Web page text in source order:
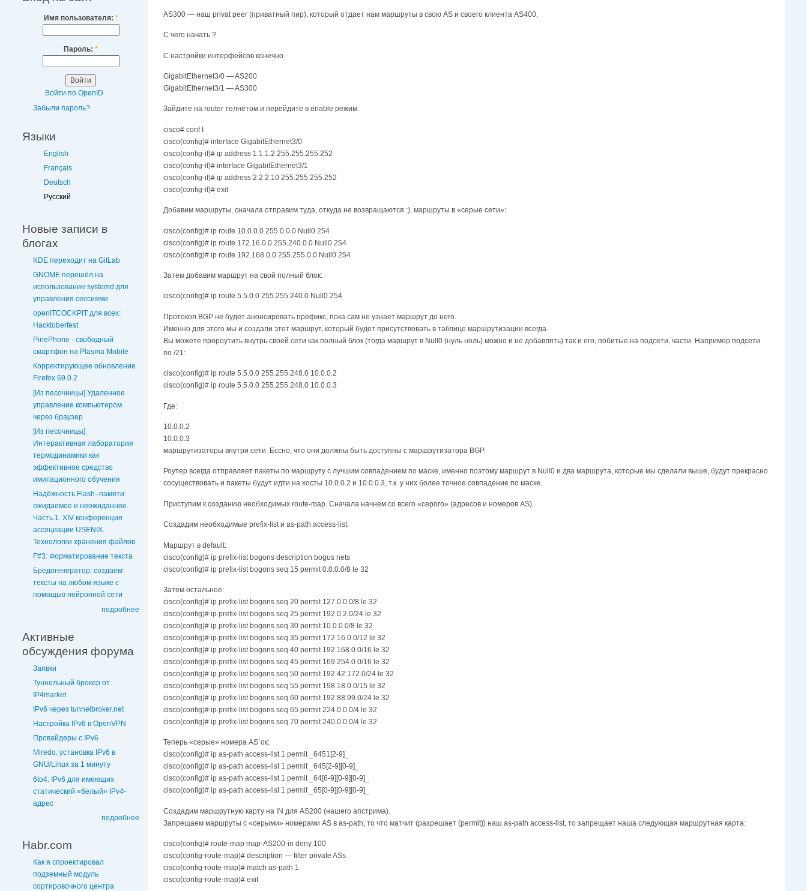
Имя пользователя: *
Пароль: *
Войти по OpenID
Забыли пароль?
Языки
English
Français
Deutsch
Русский
Новые записи в
блогах
KDE переходит на GitLab
GNOME перешёл на
использование systemd для
управления сессиями
openITCOCKPIT для всех:
Hacktoberfest
PinePhone - свободный
смартфон на Plasma Mobile
Корректирующее обновление
Firefox 69.0.2
[Из песочницы] Удаленное
управление компьютером
через браузер
[Из песочницы]
Интерактивная лаборатория
термодинамики как
эффективное средство
имитационного обучения
Надёжность Flash–памяти:
ожидаемое и неожиданное.
Часть 1. XIV конференция
ассоциации USENIX.
Технологии хранения файлов
F#3: Форматирование текста
Бредогенератор: создаем
тексты на любом языке с
помощью нейронной сети
подробнее
Активные
обсуждения форума
Заявки
Туннельный брокер от
IP4market
IPv6 через tunnelbroker.net
Настройка IPv6 в OpenVPN
Провайдеры с IPv6
Miredo: установка IPv6 в
GNU/Linux за 1 минуту
6to4: IPv6 для имеющих
статический «белый» IPv4-
адрес
подробнее
Habr.com
Как я спроектировал
подземный модуль
сортировочного центра
AS300 — наш privat peer (приватный пир), который отдает нам маршруты в свою AS и своего клиента AS400.
С чего начать ?
С настройки интерфейсов конечно.
GigabitEthernet3/0 — AS200
GigabitEthernet3/1 — AS300
Зайдите на router телнетом и перейдите в enable режим.
cisco# conf t
cisco(config)# interface GigabitEthernet3/0
cisco(config-if)# ip address 1.1.1.2 255.255.255.252
cisco(config-if)# interface GigabitEthernet3/1
cisco(config-if)# ip address 2.2.2.10 255.255.255.252
cisco(config-if)# exit
Добавим маршруты, сначала отправим туда, откуда не возвращаются :), маршруты в «серые сети»:
cisco(config)# ip route 10.0.0.0 255.0.0.0 Null0 254
cisco(config)# ip route 172.16.0.0 255.240.0.0 Null0 254
cisco(config)# ip route 192.168.0.0 255.255.0.0 Null0 254
Затем добавим маршрут на свой полный блок:
cisco(config)# ip route 5.5.0.0 255.255.240.0 Null0 254
Протокол BGP не будет анонсировать префикс, пока сам не узнает маршрут до него.
Именно для этого мы и создали этот маршрут, который будет присутствовать в таблице маршрутизации всегда.
Вы можете пророутить внутрь своей сети как полный блок (тогда маршрут в Null0 (нуль ноль) можно и не добавлять) так и его, побитые на подсети, части. Например подсети
по /21:
cisco(config)# ip route 5.5.0.0 255.255.248.0 10.0.0.2
cisco(config)# ip route 5.5.0.0 255.255.248.0 10.0.0.3
Где:
10.0.0.2
10.0.0.3
маршрутизаторы внутри сети. Ессно, что они должны быть доступны с маршрутизатора BGP.
Роутер всегда отправляет пакеты по маршруту с лучшим совпадением по маске, именно поэтому маршрут в Null0 и два маршрута, которые мы сделали выше, будут прекрасно
сосуществовать и пакеты будут идти на хосты 10.0.0.2 и 10.0.0.3, т.к. у них более точное совпадение по маске.
Приступим к созданию необходимых route-map. Сначала начнем со всего «серого» (адресов и номеров AS).
Создадим необходимые prefix-list и as-path access-list.
Маршрут в default:
cisco(config)# ip prefix-list bogons description bogus nets
cisco(config)# ip prefix-list bogons seq 15 permit 0.0.0.0/8 le 32
Затем остальное:
cisco(config)# ip prefix-list bogons seq 20 permit 127.0.0.0/8 le 32
cisco(config)# ip prefix-list bogons seq 25 permit 192.0.2.0/24 le 32
cisco(config)# ip prefix-list bogons seq 30 permit 10.0.0.0/8 le 32
cisco(config)# ip prefix-list bogons seq 35 permit 172.16.0.0/12 le 32
cisco(config)# ip prefix-list bogons seq 40 permit 192.168.0.0/16 le 32
cisco(config)# ip prefix-list bogons seq 45 permit 169.254.0.0/16 le 32
cisco(config)# ip prefix-list bogons seq 50 permit 192.42.172.0/24 le 32
cisco(config)# ip prefix-list bogons seq 55 permit 198.18.0.0/15 le 32
cisco(config)# ip prefix-list bogons seq 60 permit 192.88.99.0/24 le 32
cisco(config)# ip prefix-list bogons seq 65 permit 224.0.0.0/4 le 32
cisco(config)# ip prefix-list bogons seq 70 permit 240.0.0.0/4 le 32
Теперь «серые» номера AS`ок:
cisco(config)# ip as-path access-list 1 permit _6451[2-9]_
cisco(config)# ip as-path access-list 1 permit _645[2-9][0-9]_
cisco(config)# ip as-path access-list 1 permit _64[6-9][0-9][0-9]_
cisco(config)# ip as-path access-list 1 permit _65[0-9][0-9][0-9]_
Создадим маршрутную карту на IN для AS200 (нашего апстрима).
Запрещаем маршруты с «серыми» номерами AS в as-path, то что матчит (разрешает (permit)) наш as-path access-list, то запрещает наша следующая маршрутная карта:
cisco(config)# route-map map-AS200-in deny 100
cisco(config-route-map)# description — filter private ASs
cisco(config-route-map)# match as-path 1
cisco(config-route-map)# exit